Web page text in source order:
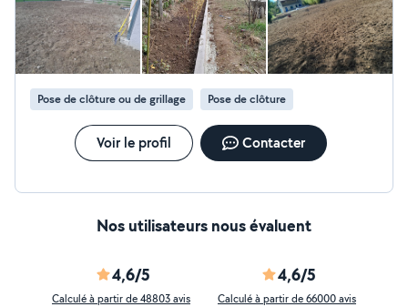
Pose de clôture ou de grillage Pose de clôture
Voir le profil Contacter
Nos utilisateurs nous évaluent
4,6/5
Calculé à partir de 48803 avis
4,6/5
Calculé à partir de 66000 avis